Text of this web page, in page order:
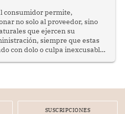
consumidor permite,
no solo al proveedor, sino
que ejercen su
siempre que estas
con dolo o culpa inexcusable
de un meet and greet con
SUSCRIPCIONES